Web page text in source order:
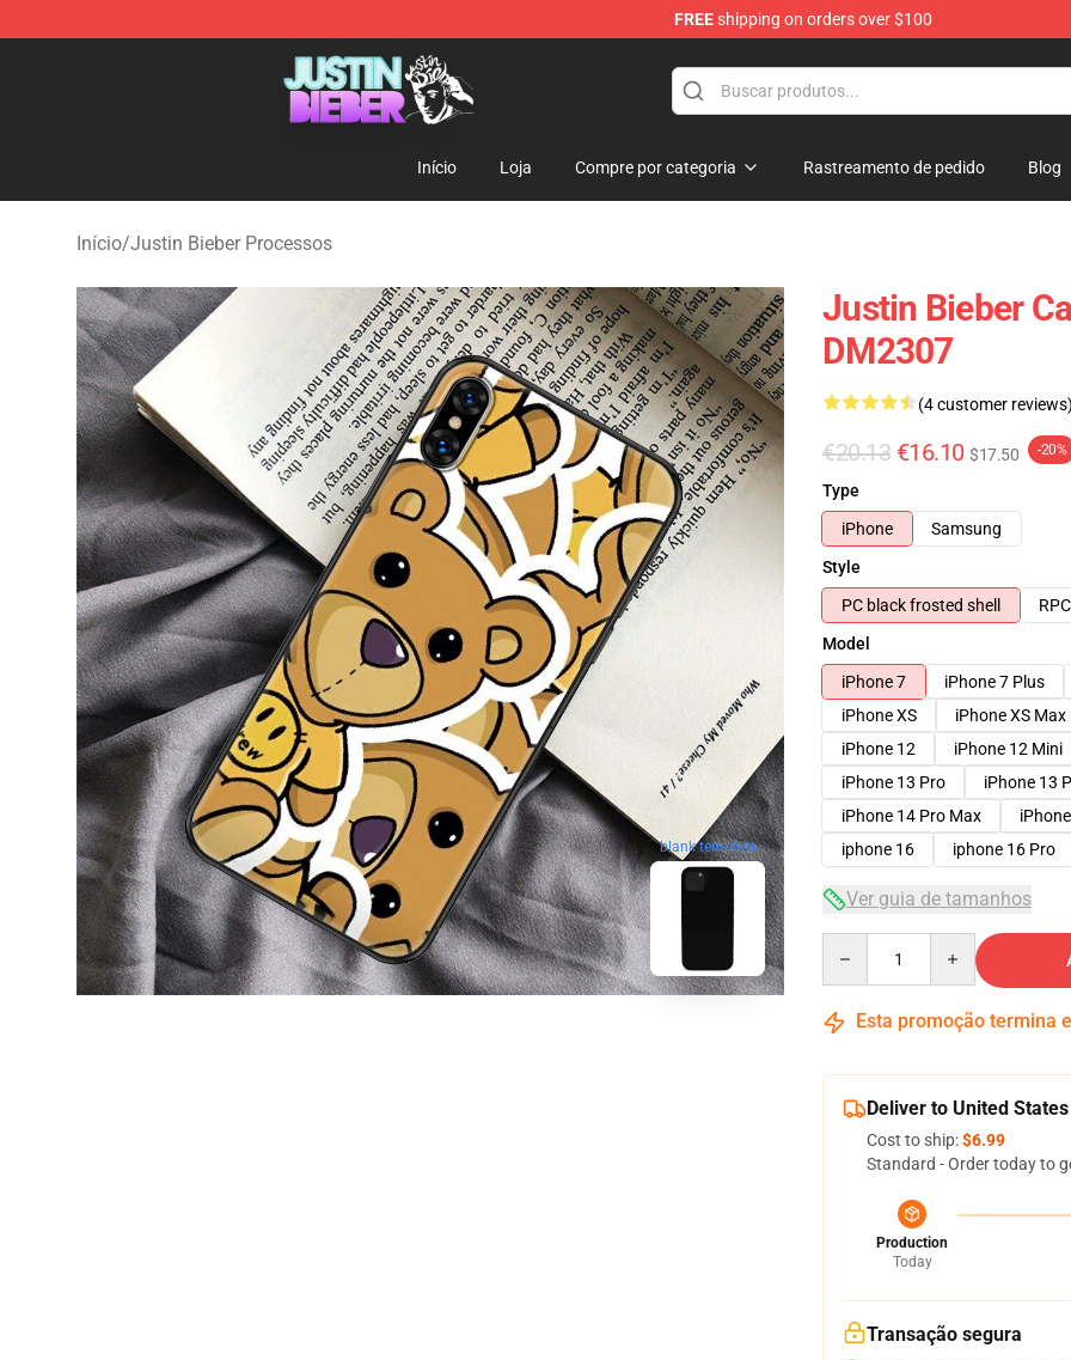
FREEshipping on orders over $100
Justin Bieber Store - Official Justin Bieber Merchandise Shop
Início Loja Compre por categoria Rastreamento de pedido Blog
Início/Justin Bieber Processos
blank template
Justin Bieber
DM2307
(4 customer reviews)
€20.13 €16.10 $17.50 -20%
Type
iPhone
Samsung
Style
PC black frosted shell
Model
iPhone 7
iPhone 7 Plus
iPhone XS
iPhone XS Max
iPhone 12
iPhone 12 Mini
iPhone 13 Pro
iPhone 13
iPhone 14 Pro Max
iphone 16
iphone 16 Pro
Ver guia de tamanhos
Esta promoção termina
Deliver to United States
Cost to ship:$6.99
Standard - Order today to
Production
Today
Transação segura